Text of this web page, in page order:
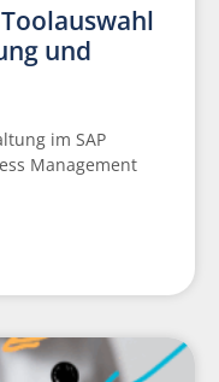
und
im SAP
Management